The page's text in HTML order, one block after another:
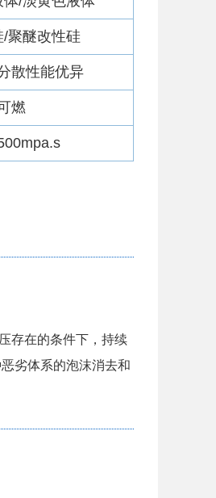
聚醚改性硅
散性能优异
燃
存在的条件下，持续
劣体系的泡沫消去和